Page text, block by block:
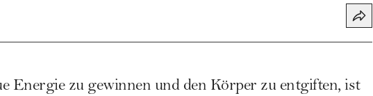
Energie zu gewinnen und den Körper zu entgiften, ist